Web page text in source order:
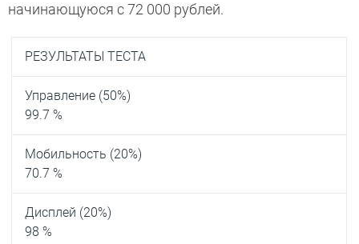
начинающуюся с 72 000 рублей.
РЕЗУЛЬТАТЫ ТЕСТА
Управление (50%)
99.7 %
Мобильность (20%)
70.7 %
Дисплей (20%)
98 %